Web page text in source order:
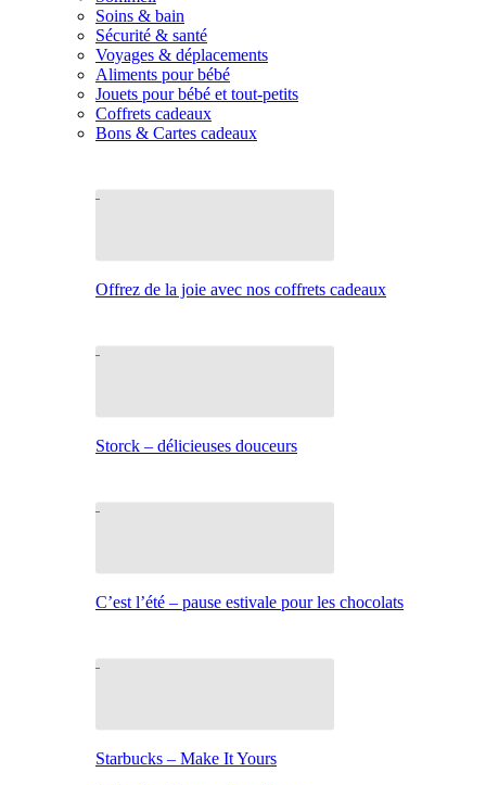
Soins & bain
Sécurité & santé
Voyages & déplacements
Aliments pour bébé
Jouets pour bébé et tout-petits
Coffrets cadeaux
Bons & Cartes cadeaux
Offrez de la joie avec nos coffrets cadeaux
Storck – délicieuses douceurs
C’est l’été – pause estivale pour les chocolats
Starbucks – Make It Yours